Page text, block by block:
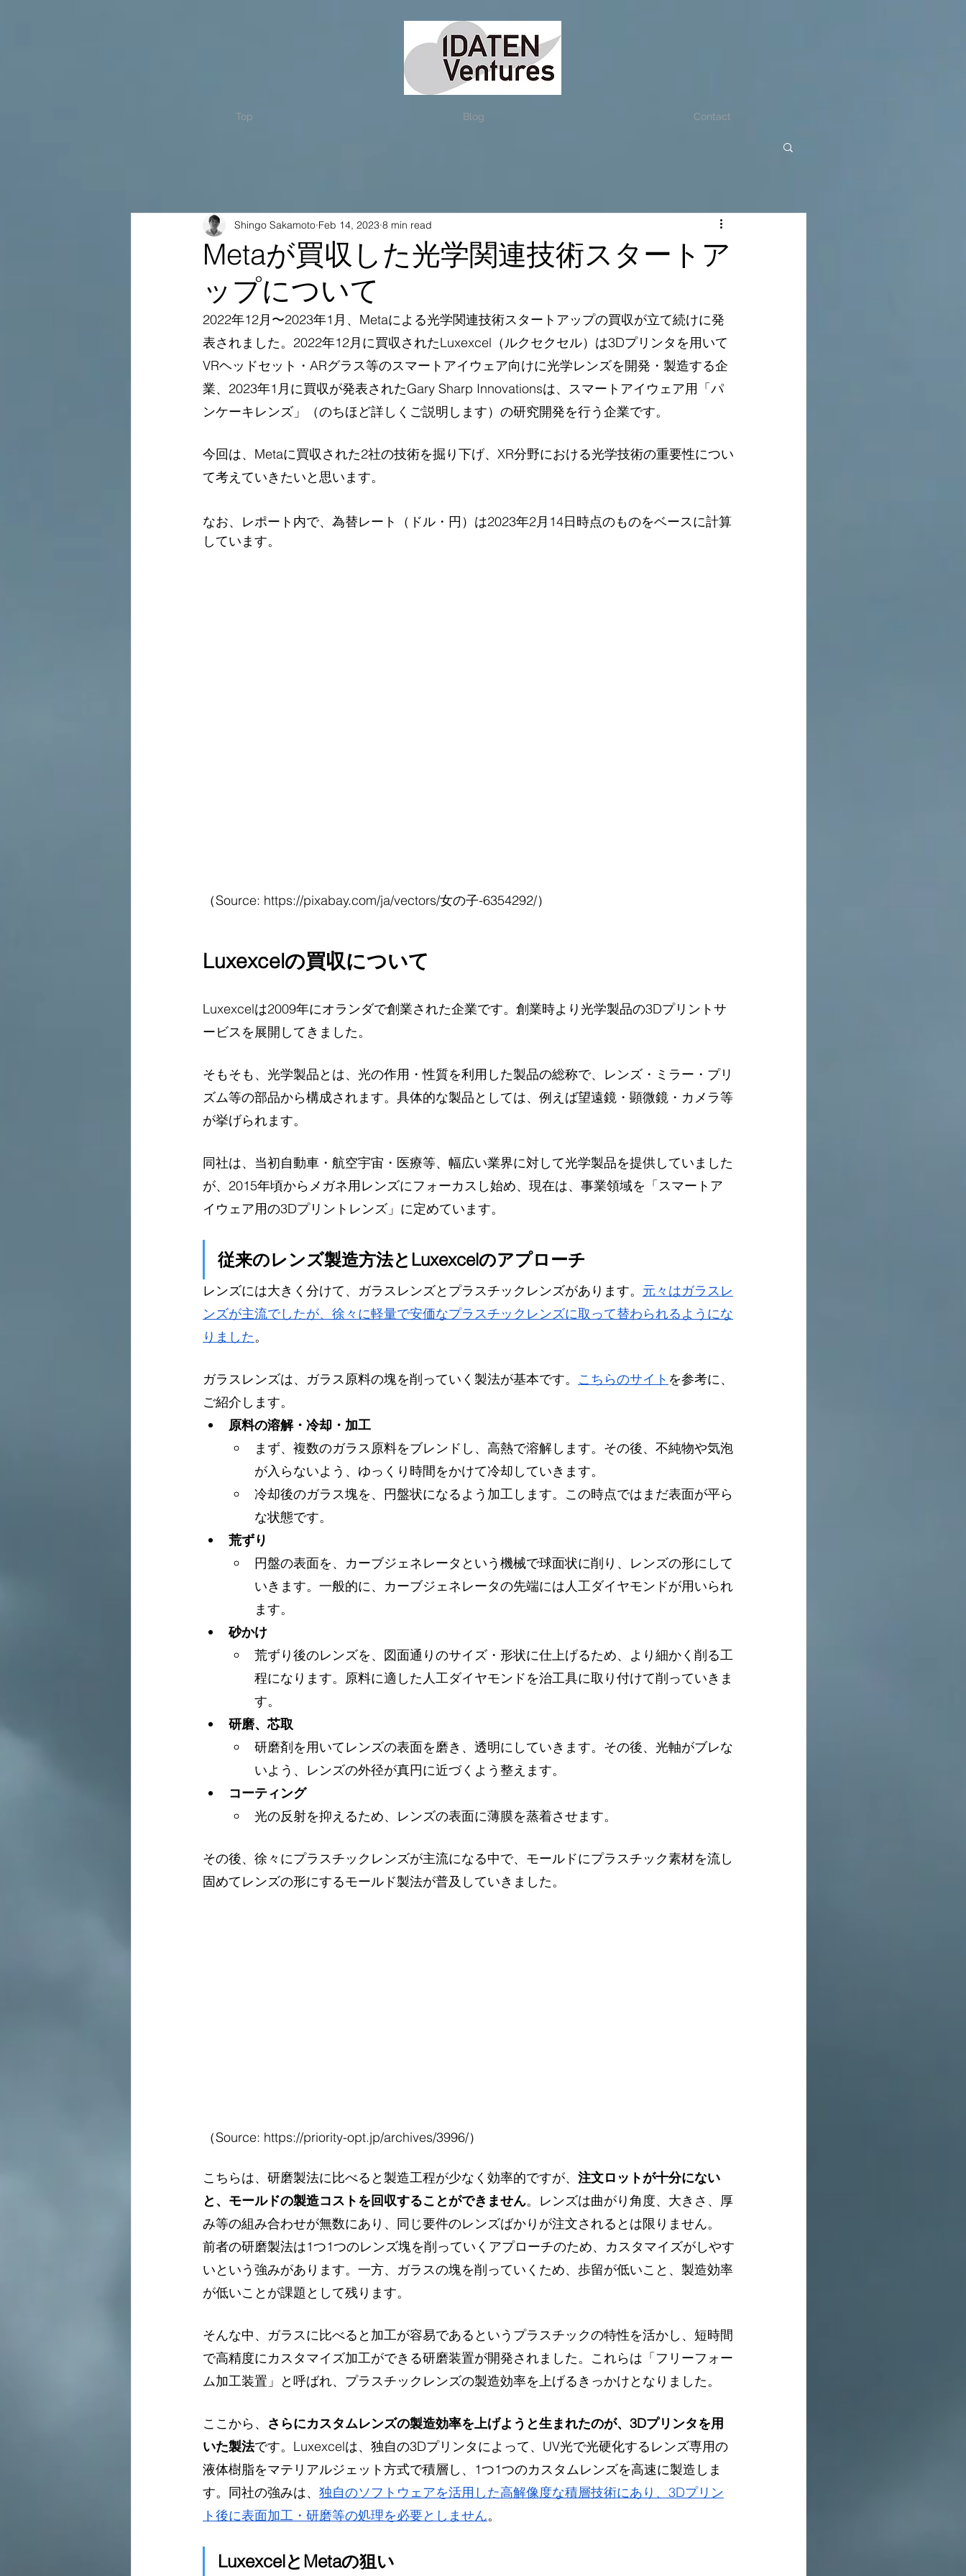
Top Blog Contact
Metaが買収した光学関連技術スタートア
ップについて
Shingo Sakamoto Feb 14, 2023 8 min read
2022年12月〜2023年1月、Metaによる光学関連技術スタートアップの買収が立て続けに発
表されました。2022年12月に買収されたLuxexcel（ルクセクセル）は3Dプリンタを用いて
VRヘッドセット・ARグラス等のスマートアイウェア向けに光学レンズを開発・製造する企
業、2023年1月に買収が発表されたGary Sharp Innovationsは、スマートアイウェア用「パ
ンケーキレンズ」（のちほど詳しくご説明します）の研究開発を行う企業です。
今回は、Metaに買収された2社の技術を掘り下げ、XR分野における光学技術の重要性につい
て考えていきたいと思います。
なお、レポート内で、為替レート（ドル・円）は2023年2月14日時点のものをベースに計算
しています。
（Source: https://pixabay.com/ja/vectors/女の子-6354292/）
Luxexcelの買収について
Luxexcelは2009年にオランダで創業された企業です。創業時より光学製品の3Dプリントサ
ービスを展開してきました。
そもそも、光学製品とは、光の作用・性質を利用した製品の総称で、レンズ・ミラー・プリ
ズム等の部品から構成されます。具体的な製品としては、例えば望遠鏡・顕微鏡・カメラ等
が挙げられます。
同社は、当初自動車・航空宇宙・医療等、幅広い業界に対して光学製品を提供していました
が、2015年頃からメガネ用レンズにフォーカスし始め、現在は、事業領域を「スマートア
イウェア用の3Dプリントレンズ」に定めています。
従来のレンズ製造方法とLuxexcelのアプローチ
レンズには大きく分けて、ガラスレンズとプラスチックレンズがあります。 元々はガラスレ
ンズが主流でしたが、徐々に軽量で安価なプラスチックレンズに取って替わられるようにな
りました。
ガラスレンズは、ガラス原料の塊を削っていく製法が基本です。 こちらのサイト を参考に、
ご紹介します。
原料の溶解・冷却・加工
まず、複数のガラス原料をブレンドし、高熱で溶解します。その後、不純物や気泡
が入らないよう、ゆっくり時間をかけて冷却していきます。
冷却後のガラス塊を、円盤状になるよう加工します。この時点ではまだ表面が平ら
な状態です。
荒ずり
円盤の表面を、カーブジェネレータという機械で球面状に削り、レンズの形にして
いきます。一般的に、カーブジェネレータの先端には人工ダイヤモンドが用いられ
ます。
砂かけ
荒ずり後のレンズを、図面通りのサイズ・形状に仕上げるため、より細かく削る工
程になります。原料に適した人工ダイヤモンドを治工具に取り付けて削っていきま
す。
研磨、芯取
研磨剤を用いてレンズの表面を磨き、透明にしていきます。その後、光軸がブレな
いよう、レンズの外径が真円に近づくよう整えます。
コーティング
光の反射を抑えるため、レンズの表面に薄膜を蒸着させます。
その後、徐々にプラスチックレンズが主流になる中で、モールドにプラスチック素材を流し
固めてレンズの形にするモールド製法が普及していきました。
（Source: https://priority-opt.jp/archives/3996/）
こちらは、研磨製法に比べると製造工程が少なく効率的ですが、 注文ロットが十分にない
と、モールドの製造コストを回収することができません。レンズは曲がり角度、大きさ、厚
み等の組み合わせが無数にあり、同じ要件のレンズばかりが注文されるとは限りません。
前者の研磨製法は1つ1つのレンズ塊を削っていくアプローチのため、カスタマイズがしやす
いという強みがあります。一方、ガラスの塊を削っていくため、歩留が低いこと、製造効率
が低いことが課題として残ります。
そんな中、ガラスに比べると加工が容易であるというプラスチックの特性を活かし、短時間
で高精度にカスタマイズ加工ができる研磨装置が開発されました。これらは「フリーフォー
ム加工装置」と呼ばれ、プラスチックレンズの製造効率を上げるきっかけとなりました。
ここから、 さらにカスタムレンズの製造効率を上げようと生まれたのが、3Dプリンタを用
いた製法です。Luxexcelは、独自の3Dプリンタによって、UV光で光硬化するレンズ専用の
液体樹脂をマテリアルジェット方式で積層し、1つ1つのカスタムレンズを高速に製造しま
す。同社の強みは、 独自のソフトウェアを活用した高解像度な積層技術にあり、3Dプリン
ト後に表面加工・研磨等の処理を必要としません。
LuxexcelとMetaの狙い